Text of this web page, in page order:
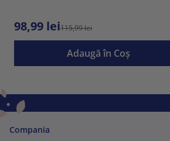
98,99 lei115,99 lei
Adaugă în Coş
Compania